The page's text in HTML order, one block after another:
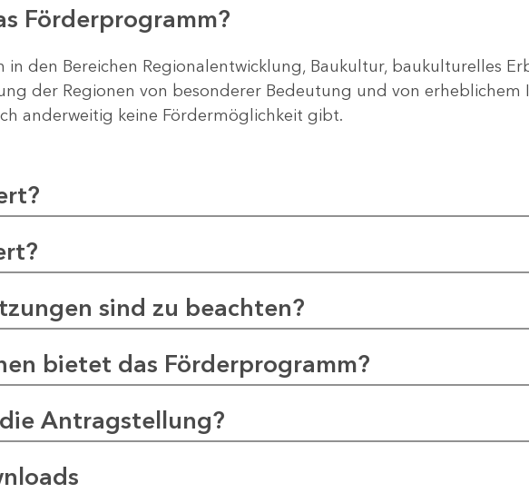
Förderprogramm?
in den Bereichen Regionalentwicklung, Baukultur, baukulturelles
der Regionen von besonderer Bedeutung und von erheblichem
anderweitig keine Fördermöglichkeit gibt.
sind zu beachten?
bietet das Förderprogramm?
Antragstellung?